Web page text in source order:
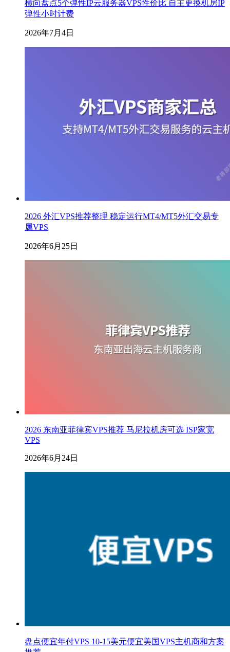
横向盘点5个弹性IP云服务器VPS性价比 自主更换机房IP
弹性小时计费
2026年7月4日
2026 外汇VPS推荐整理 稳定运行MT4/MT5外汇交易专
属VPS
2026年6月25日
2026 东南亚菲律宾VPS推荐 马尼拉机房可选 ISP家宽
VPS
2026年6月24日
盘点便宜年付VPS 10-15美元便宜美国VPS主机商和方案